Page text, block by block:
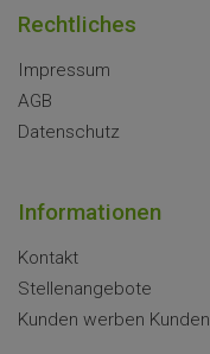
Rechtliches
Impressum
AGB
Datenschutz
Informationen
Kontakt
Stellenangebote
Kunden werben Kunden